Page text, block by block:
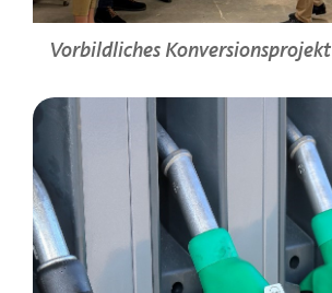
Vorbildliches Konversionsprojekt